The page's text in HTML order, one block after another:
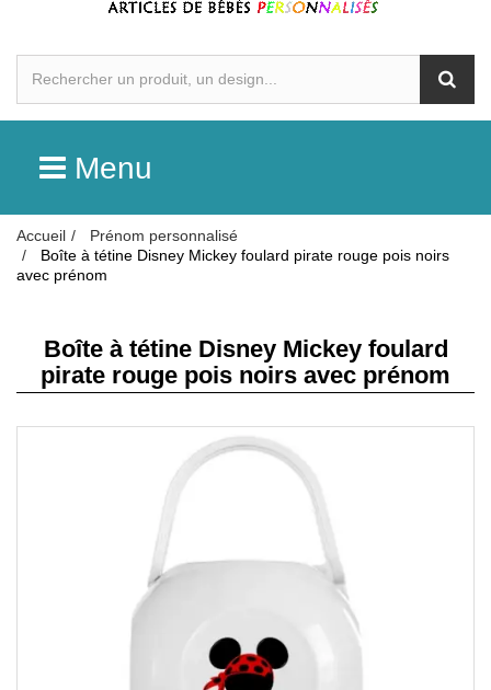
Menu
Accueil
Prénom personnalisé
Boîte à tétine Disney Mickey foulard pirate rouge pois noirs
avec prénom
Boîte à tétine Disney Mickey foulard
pirate rouge pois noirs avec prénom